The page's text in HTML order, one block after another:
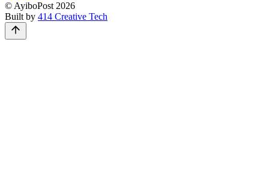
© AyiboPost2026
Built by 414 Creative Tech